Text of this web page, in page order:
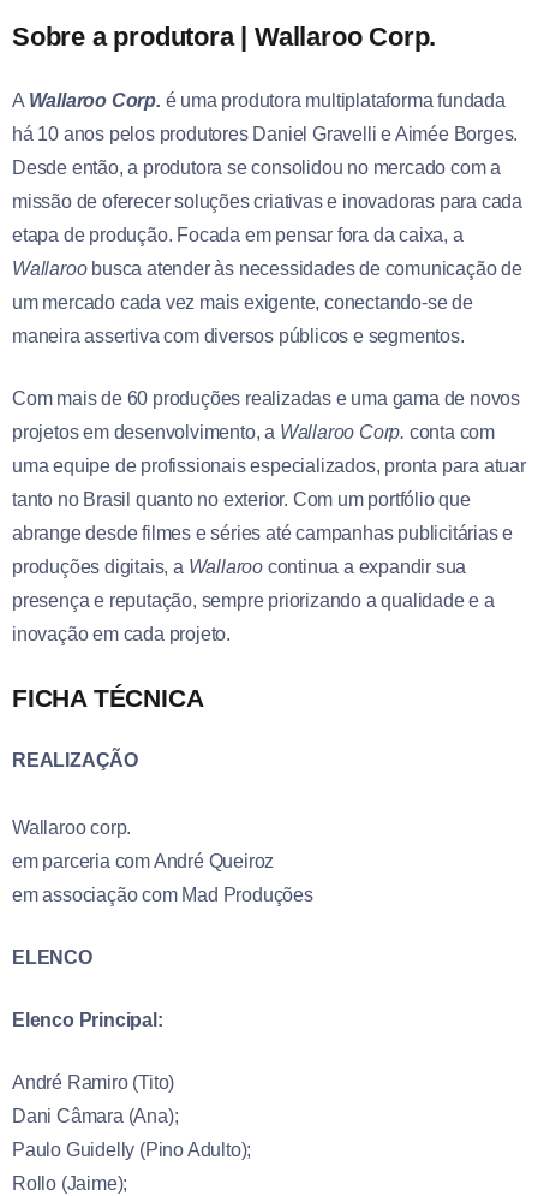
Sobre a produtora | Wallaroo Corp.
A Wallaroo Corp. é uma produtora multiplataforma fundada
há 10 anos pelos produtores Daniel Gravelli e Aimée Borges.
Desde então, a produtora se consolidou no mercado com a
missão de oferecer soluções criativas e inovadoras para cada
etapa de produção. Focada em pensar fora da caixa, a
Wallaroo busca atender às necessidades de comunicação de
um mercado cada vez mais exigente, conectando-se de
maneira assertiva com diversos públicos e segmentos.
Com mais de 60 produções realizadas e uma gama de novos
projetos em desenvolvimento, a Wallaroo Corp. conta com
uma equipe de profissionais especializados, pronta para atuar
tanto no Brasil quanto no exterior. Com um portfólio que
abrange desde filmes e séries até campanhas publicitárias e
produções digitais, a Wallaroo continua a expandir sua
presença e reputação, sempre priorizando a qualidade e a
inovação em cada projeto.
FICHA TÉCNICA
REALIZAÇÃO
Wallaroo corp.
em parceria com André Queiroz
em associação com Mad Produções
ELENCO
Elenco Principal:
André Ramiro (Tito)
Dani Câmara (Ana);
Paulo Guidelly (Pino Adulto);
Rollo (Jaime);